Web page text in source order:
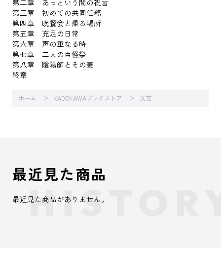
第二章 あっという間の祝言
第三章 初めての共同任務
第四章 晩餐会と帰る場所
第五章 充足の日常
第六章 声の重なる時
第七章 二人の百怪祭
第八章 陰陽師とその妻
終章
ホーム KADOKAWAブックストア 文芸
最近見た商品
最近見た商品がありません。